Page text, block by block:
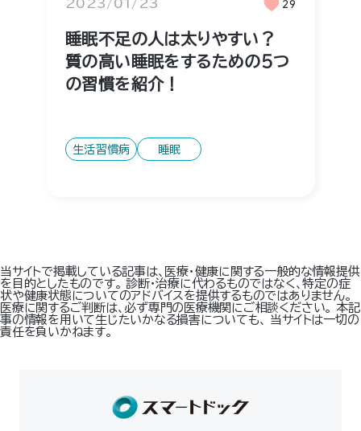
2023/01/23 29
睡眠不足の人は太りやすい？
質の高い睡眠をするための5つ
の習慣を紹介！
生活習慣病 睡眠
当サイトで掲載している記事は、医療・健康に関する一般的な情報提供
を目的としたものです。 診断・治療に代わるものではなく、特定の症
状や健康状態についてのアドバイスを提供するものではありません。
医療に関するご判断は、必ず専門の医療機関にご相談ください。 本記
事の情報を用いて生じたいかなる損害についても、 当サイトは一切の
責任を負いかねます。